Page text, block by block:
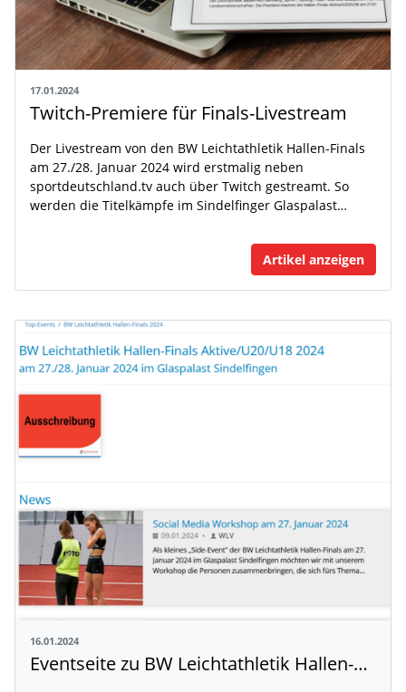
17.01.2024
Twitch-Premiere für Finals-Livestream
Der Livestream von den BW Leichtathletik Hallen-Finals
am 27./28. Januar 2024 wird erstmalig neben
sportdeutschland.tv auch über Twitch gestreamt. So
werden die Titelkämpfe im Sindelfinger Glaspalast…
Artikel anzeigen
16.01.2024
Eventseite zu BW Leichtathletik Hallen-Finals ist online